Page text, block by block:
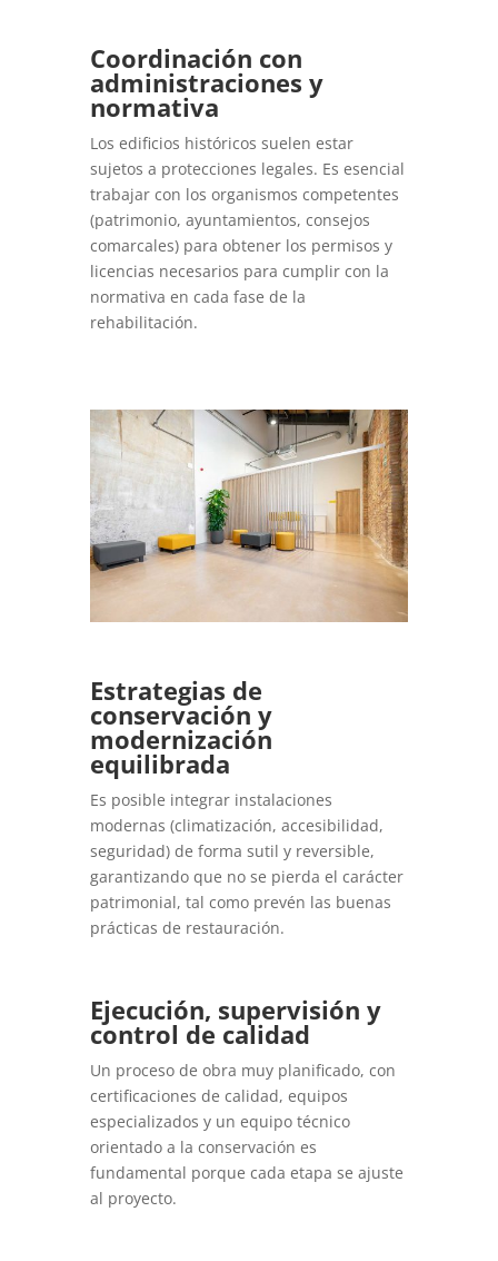
Coordinación con
administraciones y
normativa
Los edificios históricos suelen estar
sujetos a protecciones legales. Es esencial
trabajar con los organismos competentes
(patrimonio, ayuntamientos, consejos
comarcales) para obtener los permisos y
licencias necesarios para cumplir con la
normativa en cada fase de la
rehabilitación.
Estrategias de
conservación y
modernización
equilibrada
Es posible integrar instalaciones
modernas (climatización, accesibilidad,
seguridad) de forma sutil y reversible,
garantizando que no se pierda el carácter
patrimonial, tal como prevén las buenas
prácticas de restauración.
Ejecución, supervisión y
control de calidad
Un proceso de obra muy planificado, con
certificaciones de calidad, equipos
especializados y un equipo técnico
orientado a la conservación es
fundamental porque cada etapa se ajuste
al proyecto.